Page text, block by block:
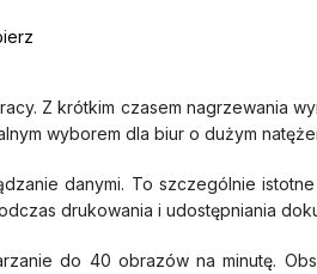
Z krótkim czasem nagrzewania
wyborem dla biur o dużym
danymi. To szczególnie
drukowania i udostępniania
do 40 obrazów na minutę.